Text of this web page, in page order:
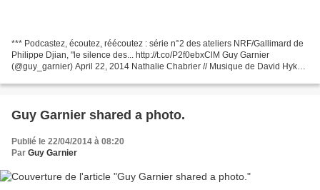
*** Podcastez, écoutez, réécoutez : série n°2 des ateliers NRF/Gallimard de
Philippe Djian, "le silence des... http://t.co/P2f0ebxClM Guy Garnier
(@guy_garnier) April 22, 2014 Nathalie Chabrier // Musique de David Hykes
Guy Garnier shared a photo.
Publié le 22/04/2014 à 08:20
Par Guy Garnier